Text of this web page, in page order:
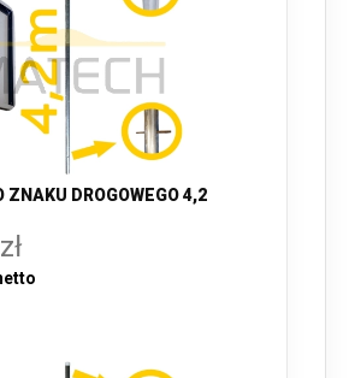
ZNAKU DROGOWEGO 4,2